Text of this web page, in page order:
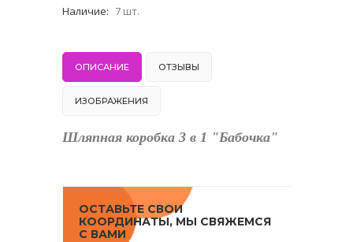
Наличие: 7 шт.
ОПИСАНИЕ ОТЗЫВЫ
ИЗОБРАЖЕНИЯ
Шляпная коробка 3 в 1 "Бабочка"
ОСТАВЬТЕ СВОИ
КООРДИНАТЫ, МЫ СВЯЖЕМСЯ
С ВАМИ